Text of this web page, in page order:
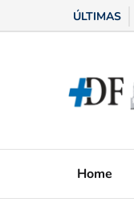
ÚLTIMAS
Home